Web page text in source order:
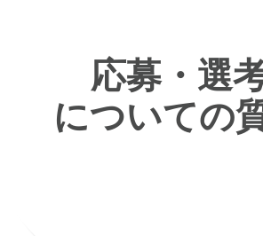
応募・選
についての